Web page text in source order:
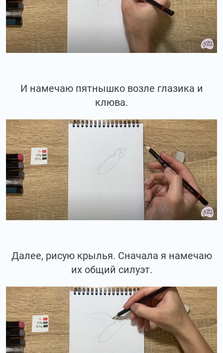
И намечаю пятнышко возле глазика и
клюва.
Далее, рисую крылья. Сначала я намечаю
их общий силуэт.